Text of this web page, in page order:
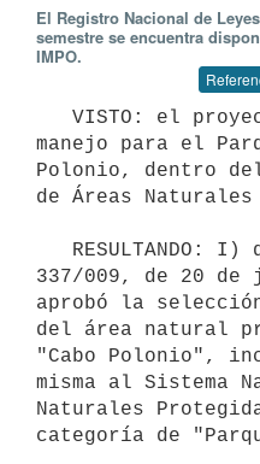
El Registro Nacional de
semestre se encuentra
IMPO.
manejo para el
Polonio, dentro
de Áreas
337/009, de 20
aprobó la
del área natural
"Cabo Polonio",
misma al Sistema
Naturales
categoría de